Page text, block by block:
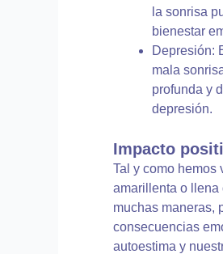
la sonrisa
bienestar
Depresión:
mala
profunda y
depresión.
Impacto
Tal y como hemos
amarillenta o llena
muchas maneras,
consecuencias
autoestima y